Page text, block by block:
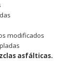
modificados
asfálticas.